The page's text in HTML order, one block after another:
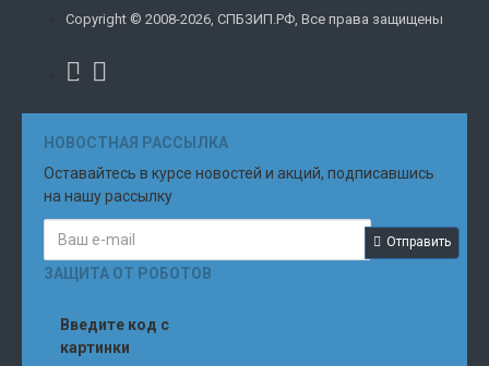
Copyright © 2008-2026, СПБЗИП.РФ, Все права защищены
НОВОСТНАЯ РАССЫЛКА
Оставайтесь в курсе новостей и акций, подписавшись
на нашу рассылку
Отправить
ЗАЩИТА ОТ РОБОТОВ
Введите код с
картинки